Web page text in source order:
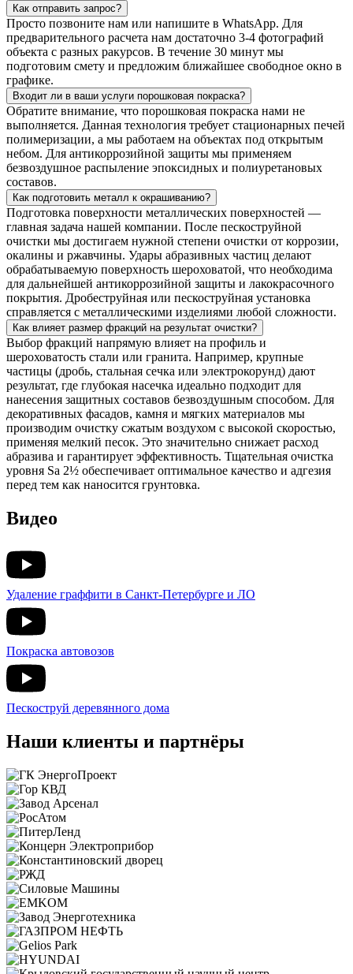
Как отправить запрос?
Просто позвоните нам или напишите в WhatsApp. Для
предварительного расчета нам достаточно 3-4 фотографий
объекта с разных ракурсов. В течение 30 минут мы
подготовим смету и предложим ближайшее свободное окно в
графике.
Входит ли в ваши услуги порошковая покраска?
Обратите внимание, что порошковая покраска нами не
выполняется. Данная технология требует стационарных печей
полимеризации, а мы работаем на объектах под открытым
небом. Для антикоррозийной защиты мы применяем
безвоздушное распыление эпоксидных и полиуретановых
составов.
Как подготовить металл к окрашиванию?
Подготовка поверхности металлических поверхностей —
главная задача нашей компании. После пескоструйной
очистки мы достигаем нужной степени очистки от коррозии,
окалины и ржавчины. Удары абразивных частиц делают
обрабатываемую поверхность шероховатой, что необходима
для дальнейшей антикоррозийной защиты и лакокрасочного
покрытия. Дробеструйная или пескоструйная установка
справляется с металлическими изделиями любой сложности.
Как влияет размер фракций на результат очистки?
Выбор фракций напрямую влияет на профиль и
шероховатость стали или гранита. Например, крупные
частицы (дробь, стальная сечка или электрокорунд) дают
результат, где глубокая насечка идеально подходит для
нанесения защитных составов безвоздушным способом. Для
декоративных фасадов, камня и мягких материалов мы
производим очистку сжатым воздухом с высокой скоростью,
применяя мелкий песок. Это значительно снижает расход
абразива и гарантирует эффективность. Тщательная очистка
уровня Sa 2½ обеспечивает оптимальное качество и адгезия
перед тем как наносится грунтовка.
Видео
Удаление граффити в Санкт-Петербурге и ЛО
Покраска автовозов
Пескоструй деревянного дома
Наши клиенты и партнёры